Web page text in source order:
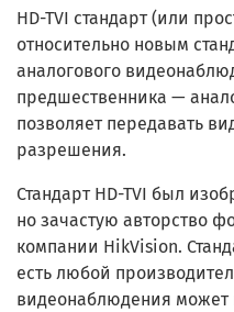
HD-TVI стандарт (или
относительно новым
аналогового
предшественника —
позволяет передавать
разрешения.
Стандарт HD-TVI был
но зачастую авторство
компании HikVision.
есть любой
видеонаблюдения может